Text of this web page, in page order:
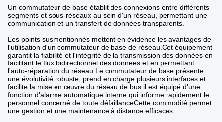
Un commutateur de base établit des connexions entre différents
segments et sous-réseaux au sein d'un réseau, permettant une
communication et un transfert de données transparents.
Les points susmentionnés mettent en évidence les avantages de
l'utilisation d'un commutateur de base de réseau.Cet équipement
garantit la fiabilité et l'intégrité de la transmission des données en
facilitant le flux bidirectionnel des données et en permettant
l'auto-réparation du réseau.Le commutateur de base présente
une évolutivité robuste, prend en charge plusieurs interfaces et
facilite la mise en œuvre du réseau de bus.il est équipé d'une
fonction d'alarme automatique interne qui informe rapidement le
personnel concerné de toute défaillanceCette commodité permet
une gestion et une maintenance à distance efficaces.